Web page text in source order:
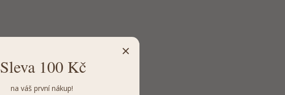
Sleva 100 Kč
na váš první nákup!